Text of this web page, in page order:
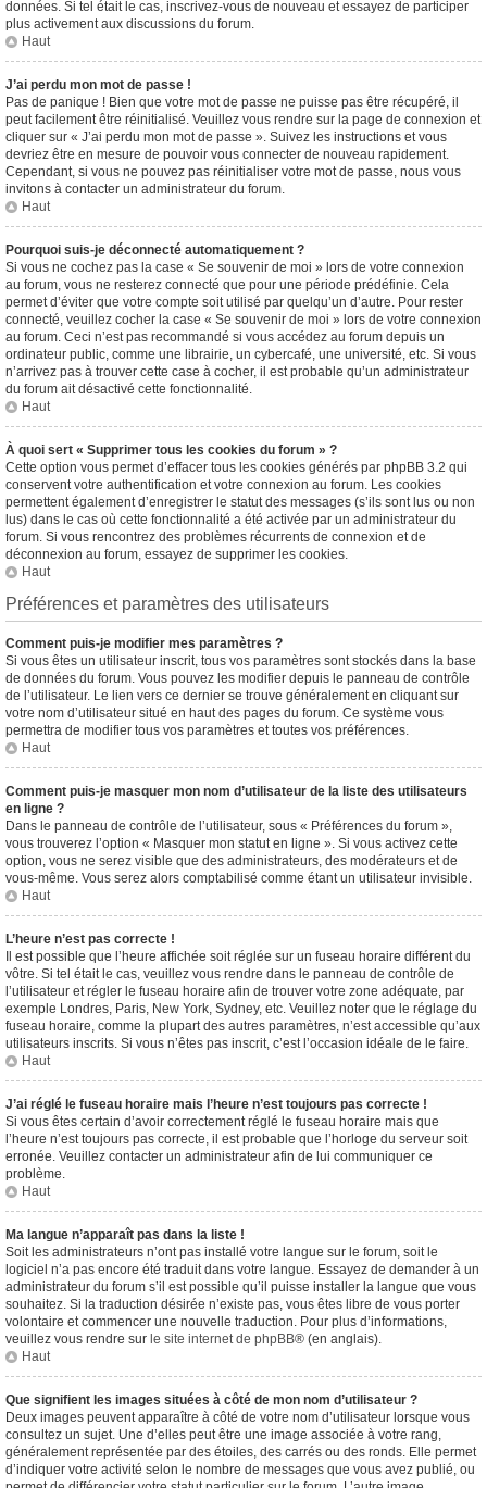
données. Si tel était le cas, inscrivez-vous de nouveau et essayez de participer
plus activement aux discussions du forum.
Haut
J’ai perdu mon mot de passe !
Pas de panique ! Bien que votre mot de passe ne puisse pas être récupéré, il
peut facilement être réinitialisé. Veuillez vous rendre sur la page de connexion et
cliquer sur « J’ai perdu mon mot de passe ». Suivez les instructions et vous
devriez être en mesure de pouvoir vous connecter de nouveau rapidement.
Cependant, si vous ne pouvez pas réinitialiser votre mot de passe, nous vous
invitons à contacter un administrateur du forum.
Haut
Pourquoi suis-je déconnecté automatiquement ?
Si vous ne cochez pas la case « Se souvenir de moi » lors de votre connexion
au forum, vous ne resterez connecté que pour une période prédéfinie. Cela
permet d’éviter que votre compte soit utilisé par quelqu’un d’autre. Pour rester
connecté, veuillez cocher la case « Se souvenir de moi » lors de votre connexion
au forum. Ceci n’est pas recommandé si vous accédez au forum depuis un
ordinateur public, comme une librairie, un cybercafé, une université, etc. Si vous
n’arrivez pas à trouver cette case à cocher, il est probable qu’un administrateur
du forum ait désactivé cette fonctionnalité.
Haut
À quoi sert « Supprimer tous les cookies du forum » ?
Cette option vous permet d’effacer tous les cookies générés par phpBB 3.2 qui
conservent votre authentification et votre connexion au forum. Les cookies
permettent également d’enregistrer le statut des messages (s’ils sont lus ou non
lus) dans le cas où cette fonctionnalité a été activée par un administrateur du
forum. Si vous rencontrez des problèmes récurrents de connexion et de
déconnexion au forum, essayez de supprimer les cookies.
Haut
Préférences et paramètres des utilisateurs
Comment puis-je modifier mes paramètres ?
Si vous êtes un utilisateur inscrit, tous vos paramètres sont stockés dans la base
de données du forum. Vous pouvez les modifier depuis le panneau de contrôle
de l’utilisateur. Le lien vers ce dernier se trouve généralement en cliquant sur
votre nom d’utilisateur situé en haut des pages du forum. Ce système vous
permettra de modifier tous vos paramètres et toutes vos préférences.
Haut
Comment puis-je masquer mon nom d’utilisateur de la liste des utilisateurs
en ligne ?
Dans le panneau de contrôle de l’utilisateur, sous « Préférences du forum »,
vous trouverez l’option « Masquer mon statut en ligne ». Si vous activez cette
option, vous ne serez visible que des administrateurs, des modérateurs et de
vous-même. Vous serez alors comptabilisé comme étant un utilisateur invisible.
Haut
L’heure n’est pas correcte !
Il est possible que l’heure affichée soit réglée sur un fuseau horaire différent du
vôtre. Si tel était le cas, veuillez vous rendre dans le panneau de contrôle de
l’utilisateur et régler le fuseau horaire afin de trouver votre zone adéquate, par
exemple Londres, Paris, New York, Sydney, etc. Veuillez noter que le réglage du
fuseau horaire, comme la plupart des autres paramètres, n’est accessible qu’aux
utilisateurs inscrits. Si vous n’êtes pas inscrit, c’est l’occasion idéale de le faire.
Haut
J’ai réglé le fuseau horaire mais l’heure n’est toujours pas correcte !
Si vous êtes certain d’avoir correctement réglé le fuseau horaire mais que
l’heure n’est toujours pas correcte, il est probable que l’horloge du serveur soit
erronée. Veuillez contacter un administrateur afin de lui communiquer ce
problème.
Haut
Ma langue n’apparaît pas dans la liste !
Soit les administrateurs n’ont pas installé votre langue sur le forum, soit le
logiciel n’a pas encore été traduit dans votre langue. Essayez de demander à un
administrateur du forum s’il est possible qu’il puisse installer la langue que vous
souhaitez. Si la traduction désirée n’existe pas, vous êtes libre de vous porter
volontaire et commencer une nouvelle traduction. Pour plus d’informations,
veuillez vous rendre sur le site internet de phpBB® (en anglais).
Haut
Que signifient les images situées à côté de mon nom d’utilisateur ?
Deux images peuvent apparaître à côté de votre nom d’utilisateur lorsque vous
consultez un sujet. Une d’elles peut être une image associée à votre rang,
généralement représentée par des étoiles, des carrés ou des ronds. Elle permet
d’indiquer votre activité selon le nombre de messages que vous avez publié, ou